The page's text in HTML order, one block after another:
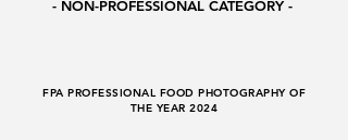
- NON-PROFESSIONAL CATEGORY -
FPA PROFESSIONAL FOOD PHOTOGRAPHY OF
THE YEAR 2024